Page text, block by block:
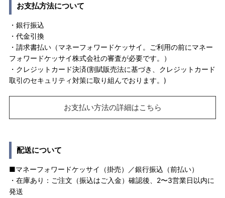
お支払方法について
・銀行振込
・代金引換
・請求書払い（マネーフォワードケッサイ。ご利用の前にマネー
フォワードケッサイ株式会社の審査が必要です。）
・クレジットカード決済(割賦販売法に基づき、クレジットカード
取引のセキュリティ対策に取り組んでおります。)
お支払い方法の詳細はこちら
配送について
■マネーフォワードケッサイ（掛売）／銀行振込（前払い）
・在庫あり：ご注文（振込はご入金）確認後、2〜3営業日以内に
発送